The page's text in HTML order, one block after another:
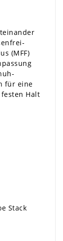
(MFF)
für eine
Halt
Stack